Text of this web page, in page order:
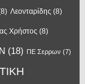
Λεονταρίδης (8)
Χρήστος (8)
(18) ΠΕ Σερρων (7)